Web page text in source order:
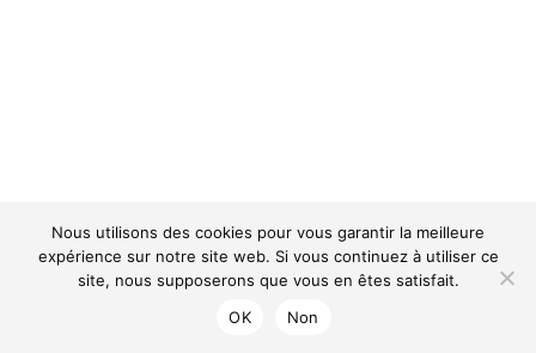
Nous utilisons des cookies pour vous garantir la meilleure
expérience sur notre site web. Si vous continuez à utiliser ce
site, nous supposerons que vous en êtes satisfait.
OK
Non